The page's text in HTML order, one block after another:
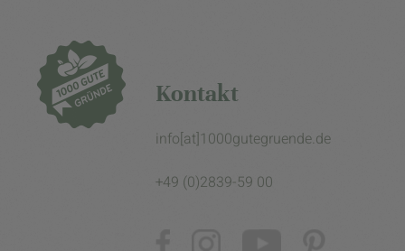
Kontakt
info[at]1000gutegruende.de
+49 (0)2839-59 00